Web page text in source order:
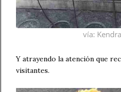
vía:
Y atrayendo la atención que
visitantes.